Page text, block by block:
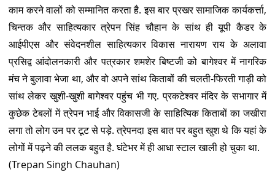
काम करने वालों को सम्मानित करता है. इस बार प्रखर सामाजिक कार्यकर्त्ता,
चिन्तक और साहित्यकार त्रेपन सिंह चौहान के सांथ ही यूपी कैडर के
आईपीएस और संवेदनशील साहित्यकार विकास नारायण राय के अलावा
प्रसिद्व आंदोलनकारी और पत्रकार शमशेर बिष्टजी को बागेश्वर में नागरिक
मंच ने बुलावा भेजा था, और वो अपने सांथ किताबों की चलती-फिरती गाड़ी को
सांथ लेकर खुशी-खुशी बागेश्वर पहुंच भी गए. प्रकटेश्वर मंदिर के सभागार में
कुछेक टेबलों में त्रेपन भाई और विकासजी के साहित्यिक किताबों का जखीरा
लगा तो लोग उन पर टूट से पड़े. त्रेपनदा इस बात पर बहुत खुश थे कि यहां के
लोगों में पढ़ने की ललक बहुत है. घंटेभर में ही आधा स्टाल खाली हो चुका था.
(Trepan Singh Chauhan)